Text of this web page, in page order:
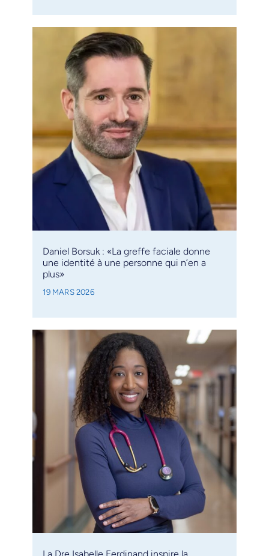
Daniel Borsuk : «La greffe faciale donne
une identité à une personne qui n’en a
plus»
19 MARS 2026